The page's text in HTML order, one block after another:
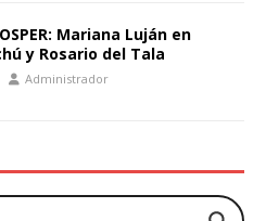
Mariana Luján en
y Rosario del Tala
Administrador